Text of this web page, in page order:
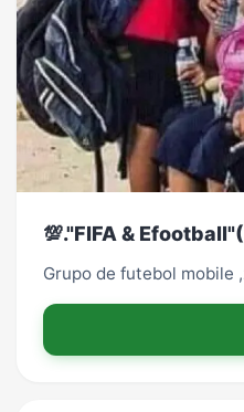
💯."FIFA &
Grupo de futebol mobile